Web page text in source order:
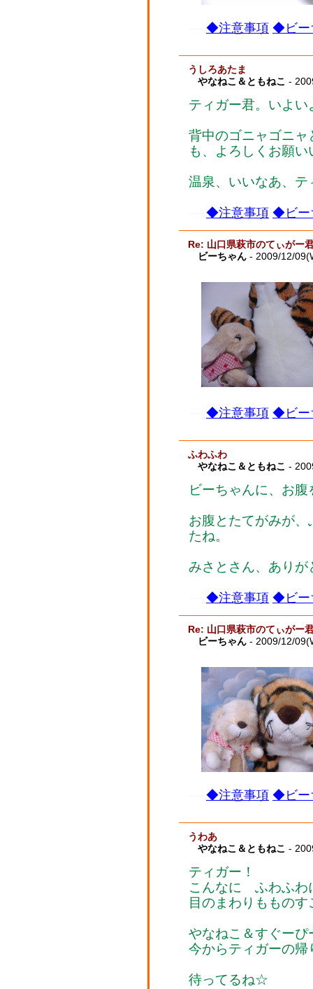
◆注意事項 ◆ビー
うしろあたま
やなねこ＆ともねこ -
ティガー君。いよい
背中のゴニャゴニ
も、よろしくお願
温泉、いいなあ、テ
◆注意事項 ◆ビー
Re: 山口県萩市のてぃがー
ビーちゃん - 2009/12/
◆注意事項 ◆ビー
ふわふわ
やなねこ＆ともねこ -
ビーちゃんに、お
お腹とたてがみが
たね。
みさとさん、ありが
◆注意事項 ◆ビー
Re: 山口県萩市のてぃがー
ビーちゃん - 2009/12/
◆注意事項 ◆ビー
うわあ
やなねこ＆ともねこ -
ティガー！
こんなに ふわふ
目のまわりももの
やなねこ＆すぐーぴ
今からティガーの
待ってるね☆